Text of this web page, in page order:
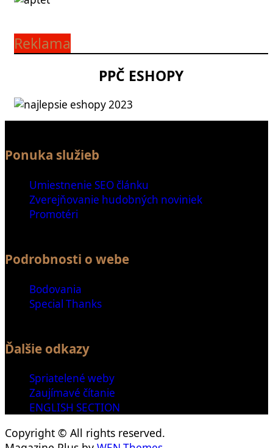
Reklama
PPČ ESHOPY
Ponuka služieb
Umiestnenie SEO článku
Zverejňovanie hudobných noviniek
Promotéri
Podrobnosti o webe
Bodovania
Special Thanks
Ďalšie odkazy
Spriatelené weby
Zaujímavé čítanie
ENGLISH SECTION
Copyright © All rights reserved.